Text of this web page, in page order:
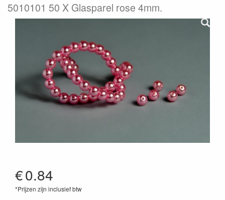
5010101 50 X Glasparel rose 4mm.
€0.84
*Prijzen zijn inclusief btw